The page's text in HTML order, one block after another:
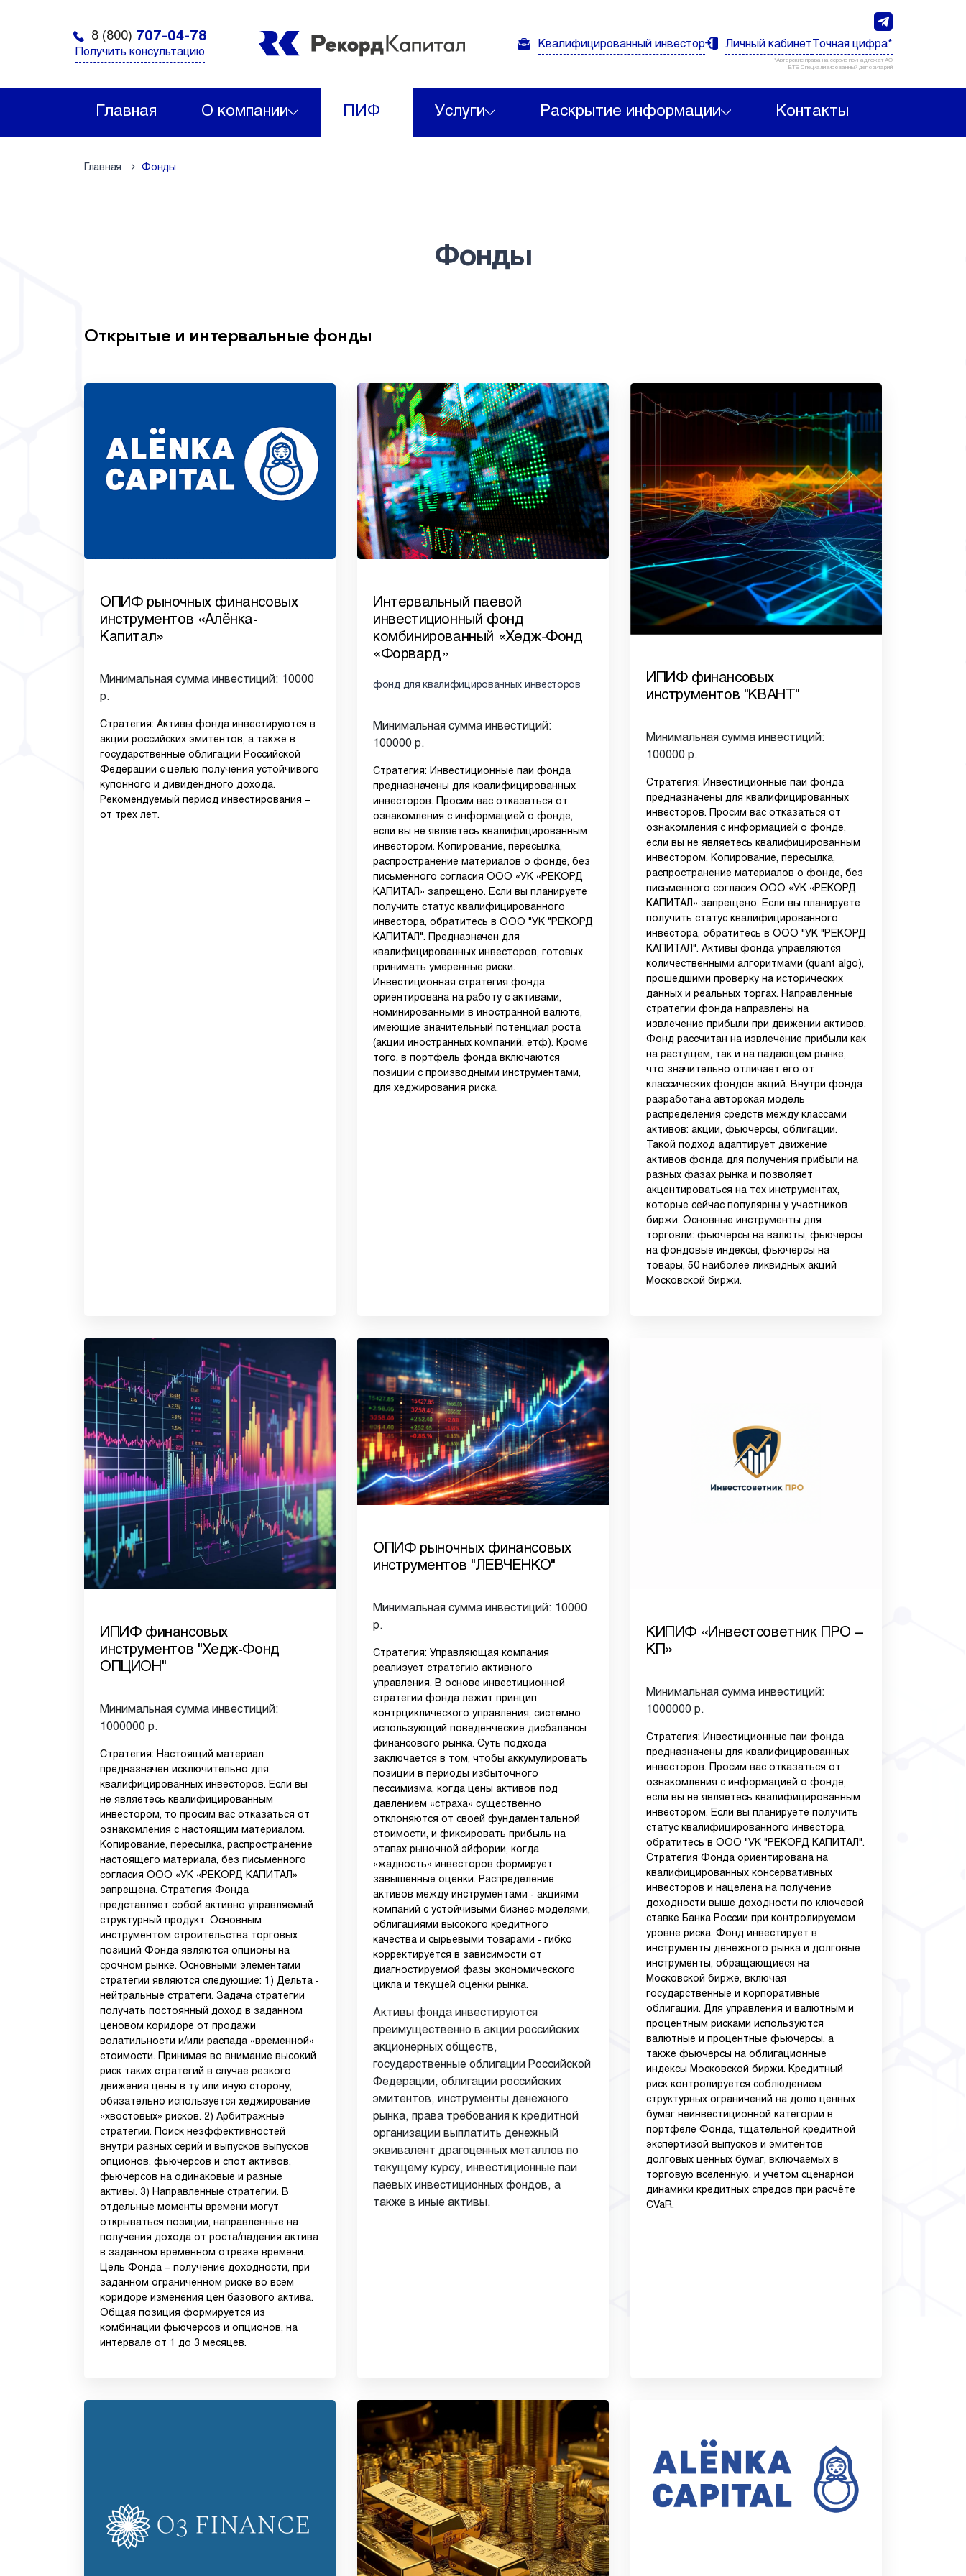
8 (800) 707-04-78
Получить консультацию
Квалифицированный инвестор Личный кабинетТочная цифра*
*Авторские права на сервис принадлежат АО
ВТБ Специализированный депозитарий
Главная О компании ПИФ Услуги Раскрытие информации Контакты
Главная Фонды
Фонды
Открытые и интервальные фонды
ОПИФ рыночных финансовых
инструментов «Алёнка-
Капитал»
Минимальная сумма инвестиций: 10000
р.
Стратегия: Активы фонда инвестируются в
акции российских эмитентов, а также в
государственные облигации Российской
Федерации с целью получения устойчивого
купонного и дивидендного дохода.
Рекомендуемый период инвестирования –
от трех лет.
Интервальный паевой
инвестиционный фонд
комбинированный «Хедж-Фонд
«Форвард»
фонд для квалифицированных инвесторов
Минимальная сумма инвестиций:
100000 р.
Стратегия: Инвестиционные паи фонда
предназначены для квалифицированных
инвесторов. Просим вас отказаться от
ознакомления с информацией о фонде,
если вы не являетесь квалифицированным
инвестором. Копирование, пересылка,
распространение материалов о фонде, без
письменного согласия ООО «УК «РЕКОРД
КАПИТАЛ» запрещено. Если вы планируете
получить статус квалифицированного
инвестора, обратитесь в ООО "УК "РЕКОРД
КАПИТАЛ". Предназначен для
квалифицированных инвесторов, готовых
принимать умеренные риски.
Инвестиционная стратегия фонда
ориентирована на работу с активами,
номинированными в иностранной валюте,
имеющие значительный потенциал роста
(акции иностранных компаний, етф). Кроме
того, в портфель фонда включаются
позиции с производными инструментами,
для хеджирования риска.
ИПИФ финансовых
инструментов "КВАНТ"
Минимальная сумма инвестиций:
100000 р.
Стратегия: Инвестиционные паи фонда
предназначены для квалифицированных
инвесторов. Просим вас отказаться от
ознакомления с информацией о фонде,
если вы не являетесь квалифицированным
инвестором. Копирование, пересылка,
распространение материалов о фонде, без
письменного согласия ООО «УК «РЕКОРД
КАПИТАЛ» запрещено. Если вы планируете
получить статус квалифицированного
инвестора, обратитесь в ООО "УК "РЕКОРД
КАПИТАЛ". Активы фонда управляются
количественными алгоритмами (quant algo),
прошедшими проверку на исторических
данных и реальных торгах. Направленные
стратегии фонда направлены на
извлечение прибыли при движении активов.
Фонд рассчитан на извлечение прибыли как
на растущем, так и на падающем рынке,
что значительно отличает его от
классических фондов акций. Внутри фонда
разработана авторская модель
распределения средств между классами
активов: акции, фьючерсы, облигации.
Такой подход адаптирует движение
активов фонда для получения прибыли на
разных фазах рынка и позволяет
акцентироваться на тех инструментах,
которые сейчас популярны у участников
биржи. Основные инструменты для
торговли: фьючерсы на валюты, фьючерсы
на фондовые индексы, фьючерсы на
товары, 50 наиболее ликвидных акций
Московской биржи.
ИПИФ финансовых
инструментов "Хедж-Фонд
ОПЦИОН"
Минимальная сумма инвестиций:
1000000 р.
Стратегия: Настоящий материал
предназначен исключительно для
квалифицированных инвесторов. Если вы
не являетесь квалифицированным
инвестором, то просим вас отказаться от
ознакомления с настоящим материалом.
Копирование, пересылка, распространение
настоящего материала, без письменного
согласия ООО «УК «РЕКОРД КАПИТАЛ»
запрещена. Стратегия Фонда
представляет собой активно управляемый
структурный продукт. Основным
инструментом строительства торговых
позиций Фонда являются опционы на
срочном рынке. Основными элементами
стратегии являются следующие: 1) Дельта -
нейтральные стратеги. Задача стратегии
получать постоянный доход в заданном
ценовом коридоре от продажи
волатильности и/или распада «временной»
стоимости. Принимая во внимание высокий
риск таких стратегий в случае резкого
движения цены в ту или иную сторону,
обязательно используется хеджирование
«хвостовых» рисков. 2) Арбитражные
стратегии. Поиск неэффективностей
внутри разных серий и выпусков выпусков
опционов, фьючерсов и спот активов,
фьючерсов на одинаковые и разные
активы. 3) Направленные стратегии. В
отдельные моменты времени могут
открываться позиции, направленные на
получения дохода от роста/падения актива
в заданном временном отрезке времени.
Цель Фонда – получение доходности, при
заданном ограниченном риске во всем
коридоре изменения цен базового актива.
Общая позиция формируется из
комбинации фьючерсов и опционов, на
интервале от 1 до 3 месяцев.
ОПИФ рыночных финансовых
инструментов "ЛЕВЧЕНКО"
Минимальная сумма инвестиций: 10000
р.
Стратегия: Управляющая компания
реализует стратегию активного
управления. В основе инвестиционной
стратегии фонда лежит принцип
контрциклического управления, системно
использующий поведенческие дисбалансы
финансового рынка. Суть подхода
заключается в том, чтобы аккумулировать
позиции в периоды избыточного
пессимизма, когда цены активов под
давлением «страха» существенно
отклоняются от своей фундаментальной
стоимости, и фиксировать прибыль на
этапах рыночной эйфории, когда
«жадность» инвесторов формирует
завышенные оценки. Распределение
активов между инструментами - акциями
компаний с устойчивыми бизнес-моделями,
облигациями высокого кредитного
качества и сырьевыми товарами - гибко
корректируется в зависимости от
диагностируемой фазы экономического
цикла и текущей оценки рынка.
Активы фонда инвестируются
преимущественно в акции российских
акционерных обществ,
государственные облигации Российской
Федерации, облигации российских
эмитентов, инструменты денежного
рынка, права требования к кредитной
организации выплатить денежный
эквивалент драгоценных металлов по
текущему курсу, инвестиционные паи
паевых инвестиционных фондов, а
также в иные активы.
КИПИФ «Инвестсоветник ПРО –
КП»
Минимальная сумма инвестиций:
1000000 р.
Стратегия: Инвестиционные паи фонда
предназначены для квалифицированных
инвесторов. Просим вас отказаться от
ознакомления с информацией о фонде,
если вы не являетесь квалифицированным
инвестором. Если вы планируете получить
статус квалифицированного инвестора,
обратитесь в ООО "УК "РЕКОРД КАПИТАЛ".
Стратегия Фонда ориентирована на
квалифицированных консервативных
инвесторов и нацелена на получение
доходности выше доходности по ключевой
ставке Банка России при контролируемом
уровне риска. Фонд инвестирует в
инструменты денежного рынка и долговые
инструменты, обращающиеся на
Московской бирже, включая
государственные и корпоративные
облигации. Для управления и валютным и
процентным рисками используются
валютные и процентные фьючерсы, а
также фьючерсы на облигационные
индексы Московской биржи. Кредитный
риск контролируется соблюдением
структурных ограничений на долю ценных
бумаг неинвестиционной категории в
портфеле Фонда, тщательной кредитной
экспертизой выпусков и эмитентов
долговых ценных бумаг, включаемых в
торговую вселенную, и учетом сценарной
динамики кредитных спредов при расчёте
CVaR.